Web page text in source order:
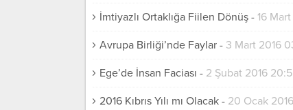
İmtiyazlı Ortaklığa Fiilen Dönüş - 16
Avrupa Birliği’nde Faylar - 3 Mart 2016
Ege’de İnsan Faciası - 2 Şubat 2016
2016 Kıbrıs Yılı mı Olacak - 20 Ocak 2016